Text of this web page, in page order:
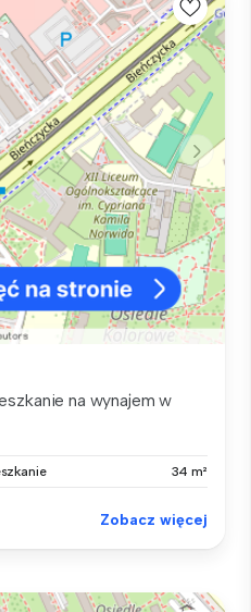
na wynajem w
34 m²
Zobacz więcej